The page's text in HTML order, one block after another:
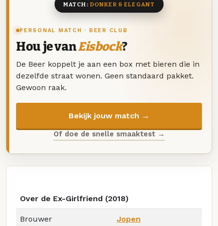
PERSONAL MATCH · BEER CLUB
Hou je vanEisbock?
De Beer koppelt je aan een box met bieren die in
dezelfde straat wonen. Geen standaard pakket.
Gewoon raak.
Bekijk jouw match →
Of doe de snelle smaaktest →
MATCH: DONKER & ELEGANT
Over de Ex-Girlfriend (2018)
Brouwer Jopen